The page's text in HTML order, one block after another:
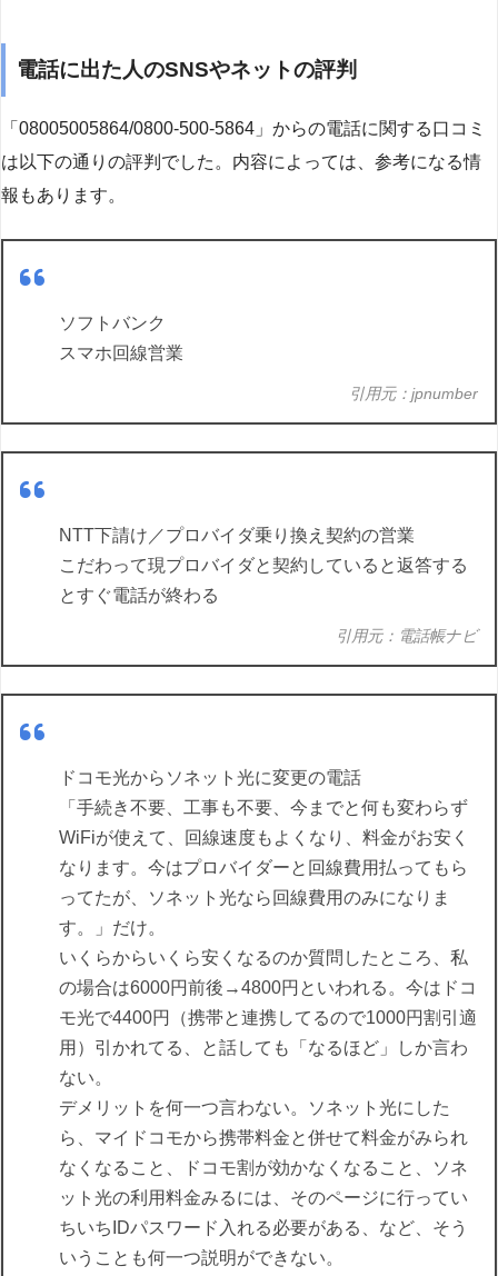
電話に出た人のSNSやネットの評判
「08005005864/0800-500-5864」からの電話に関する口コミ
は以下の通りの評判でした。内容によっては、参考になる情
報もあります。
ソフトバンク
スマホ回線営業
引用元：jpnumber
NTT下請け／プロバイダ乗り換え契約の営業
こだわって現プロバイダと契約していると返答する
とすぐ電話が終わる
引用元：電話帳ナビ
ドコモ光からソネット光に変更の電話
「手続き不要、工事も不要、今までと何も変わらず
WiFiが使えて、回線速度もよくなり、料金がお安く
なります。今はプロバイダーと回線費用払ってもら
ってたが、ソネット光なら回線費用のみになりま
す。」だけ。
いくらからいくら安くなるのか質問したところ、私
の場合は6000円前後→4800円といわれる。今はドコ
モ光で4400円（携帯と連携してるので1000円割引適
用）引かれてる、と話しても「なるほど」しか言わ
ない。
デメリットを何一つ言わない。ソネット光にした
ら、マイドコモから携帯料金と併せて料金がみられ
なくなること、ドコモ割が効かなくなること、ソネ
ット光の利用料金みるには、そのページに行ってい
ちいちIDパスワード入れる必要がある、など、そう
いうことも何一つ説明ができない。